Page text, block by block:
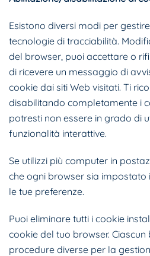
Esistono diversi modi per
tecnologie di tracciabilità.
del browser, puoi accettare o
di ricevere un messaggio di
cookie dai siti Web visitati. Ti
disabilitando completamente i
potresti non essere in grado di
funzionalità interattive.
Se utilizzi più computer in
che ogni browser sia
le tue preferenze.
Puoi eliminare tutti i cookie
cookie del tuo browser.
procedure diverse per la